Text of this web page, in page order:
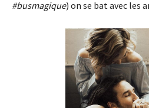
#busmagique) on se bat avec les